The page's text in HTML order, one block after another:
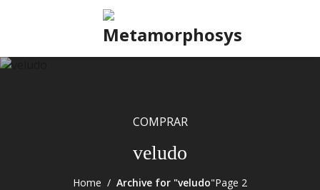
COMPRAR
veludo
Home / Archive for "veludo"Page 2